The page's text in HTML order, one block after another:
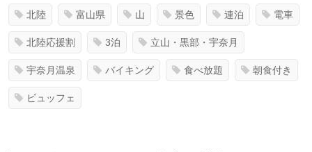
北陸 富山県 山 景色 連泊 電車
北陸応援割 3泊 立山・黒部・宇奈月
宇奈月温泉 バイキング 食べ放題 朝食付き
ビュッフェ